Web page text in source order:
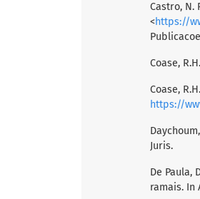
Castro, N.
<https://
Coase,
Coase,
https://
Juris.
De Paula,
ramais. In